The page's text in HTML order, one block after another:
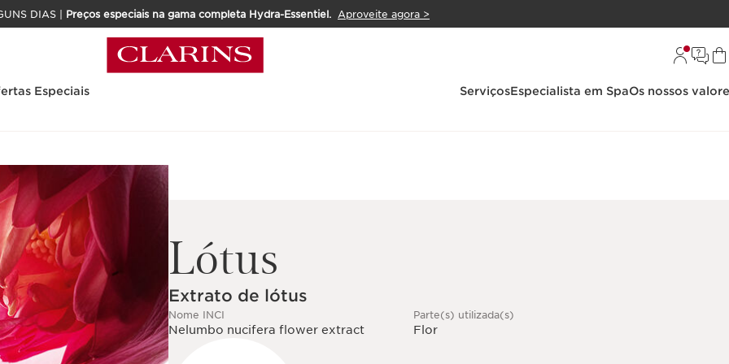
DIAS | Preços especiais na gama completa Hydra-Essentiel. Aproveite agora >
Especiais ServiçosEspecialista em SpaOs nossos
Lótus
Extrato de lótus
Nome INCI
Nelumbo nucifera flower extract
Parte(s) utilizada(s)
Flor